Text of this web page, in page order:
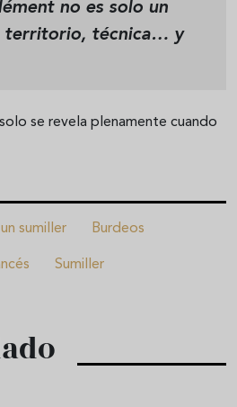
no es solo un
territorio, técnica… y
se revela plenamente cuando
sumiller Burdeos
Sumiller